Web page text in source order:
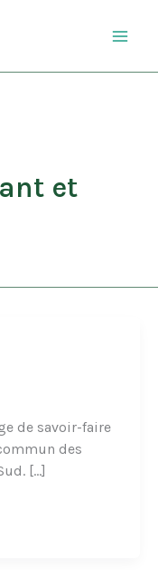
et
de savoir-faire
des
[…]